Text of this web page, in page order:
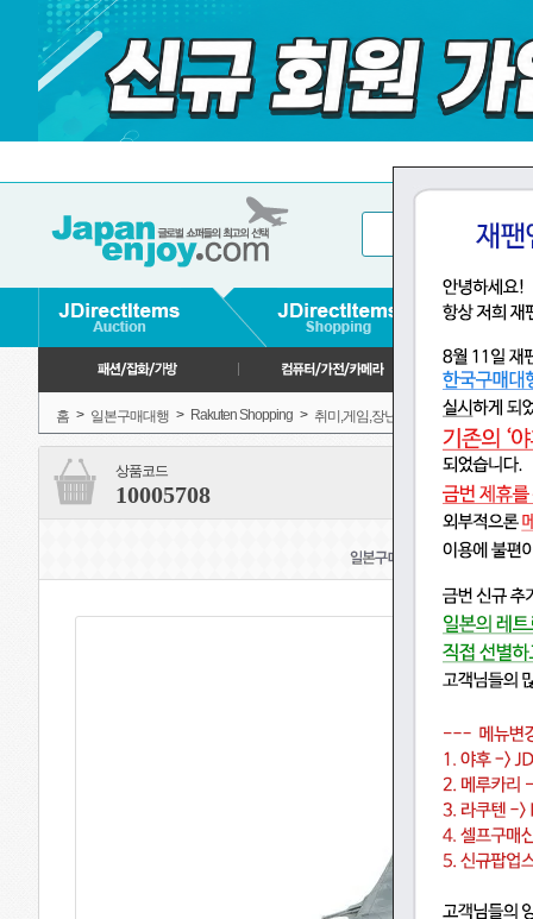
홈 > 일본구매대행 > Rakuten Shopping > 취미,게임,장난감 > 장난감 >
상품코드
10005708